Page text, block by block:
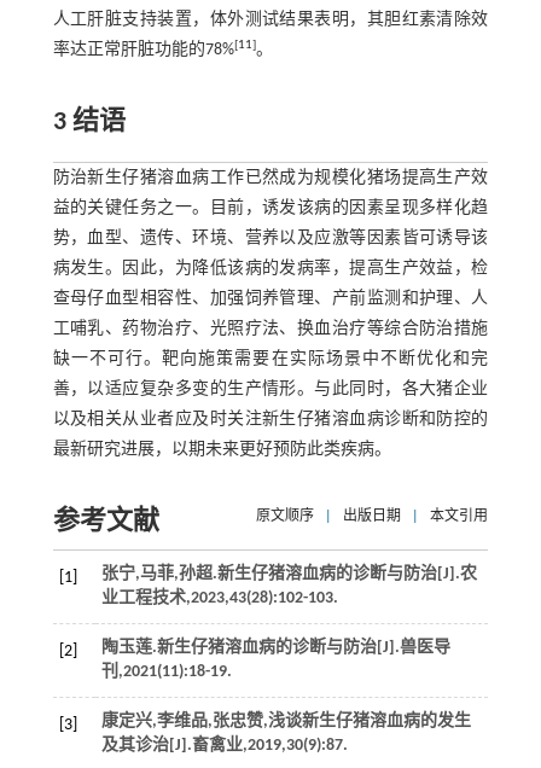
人工肝脏支持装置，体外测试结果表明，其胆红素清除效
率达正常肝脏功能的78%[11]。
3 结语
防治新生仔猪溶血病工作已然成为规模化猪场提高生产效
益的关键任务之一。目前，诱发该病的因素呈现多样化趋
势，血型、遗传、环境、营养以及应激等因素皆可诱导该
病发生。因此，为降低该病的发病率，提高生产效益，检
查母仔血型相容性、加强饲养管理、产前监测和护理、人
工哺乳、药物治疗、光照疗法、换血治疗等综合防治措施
缺一不可行。靶向施策需要在实际场景中不断优化和完
善，以适应复杂多变的生产情形。与此同时，各大猪企业
以及相关从业者应及时关注新生仔猪溶血病诊断和防控的
最新研究进展，以期未来更好预防此类疾病。
参考文献 原文顺序 出版日期 本文引用
[1] 张宁,马菲,孙超.新生仔猪溶血病的诊断与防治[J].农
业工程技术,2023,43(28):102-103.
[2] 陶玉莲.新生仔猪溶血病的诊断与防治[J].兽医导
刊 ,2021(11):18-19.
[3]
康定兴,李维品,张忠赞,浅谈新生仔猪溶血病的发生
及其诊治[J].畜禽业,2019,30(9):87.